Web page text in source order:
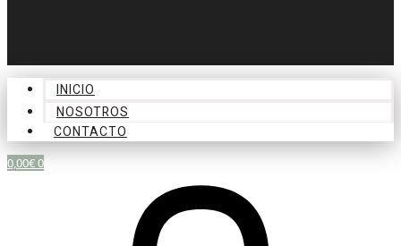
INICIO
NOSOTROS
CONTACTO
0,00€0